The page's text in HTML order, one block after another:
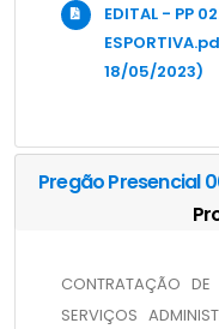
EDITAL - PP
18/05/2023)
Pregão Presencial
CONTRATAÇÃO
SERVIÇOS